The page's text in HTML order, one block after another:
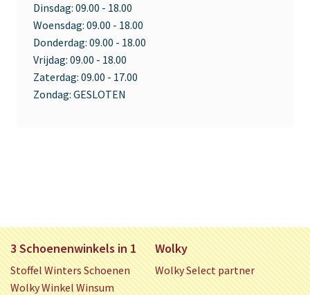
Dinsdag: 09.00 - 18.00
Woensdag: 09.00 - 18.00
Donderdag: 09.00 - 18.00
Vrijdag: 09.00 - 18.00
Zaterdag: 09.00 - 17.00
Zondag: GESLOTEN
3 Schoenenwinkels in 1
Stoffel Winters Schoenen
Wolky Winkel Winsum
Wolky
Wolky Select partner